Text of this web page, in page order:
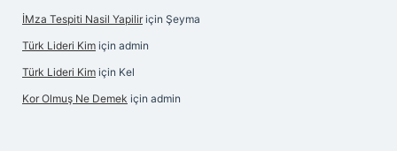
İMza Tespiti Nasil Yapilir için Şeyma
Türk Lideri Kim için admin
Türk Lideri Kim için Kel
Kor Olmuş Ne Demek için admin